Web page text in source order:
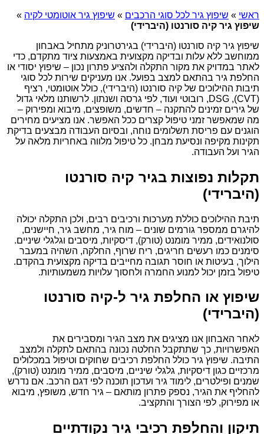
ראשי » שיפוץ גיר לכל סוגי הרכבים » שיפוץ גיר אוטומטי לקיה »
שיפוץ גיר קיה סורנטו (היברידי)
שיפוץ גיר קיה סורנטו (היברידי) בגירטרוניק מתחיל באבחון
ממוחשב ללא עלות ובדיקה מקצועית באמצעות ציוד מתקדם, כדי
לאתר במדויק את מקור התקלה ולהציע פתרון נכון – שיפוץ יסודי או
החלפת גיר בהתאם למצב בפועל. אנו מעניקים שירות לכל סוגי
תיבות ההילוכים של קיה סורנטו (היברידי), כולל אוטומטי, רציף
(CVT), DSG, רובוטי ועוד, לפי גרסה ושנתון. לרשותנו מלאי גדול
של גירים זמינים להתקנה – חדשים, משופצים, מיבוא ומפירוק –
מה שמאפשר זמני טיפול קצרים ככל האפשר. אנו מציעים מחירים
הוגנים עם פריסת תשלומים נוחה, ובסיום העבודה מבצעים בדיקת
תקינות מקיפה ונסיעת מבחן. כל טיפול מלווה באחריות מלאה על
הגיר ועל העבודה.
תקלות נפוצות בגיר קיה סורנטו
(היברידי)
תיבת ההילוכים כוללת מערכות ורכיבים רבים, ולכן התקלה יכולה
להיגרם ממספר גורמים שונים – מוח גיר, מחשב גיר, חיישנים,
סולנואידים, ממיר מומנט (טורק), דיסקיות, מיסבים וגלגלי שיניים.
סימנים כמו רעשים חריגים, ריח שרוף, החלקה, השהיה במעבר
הילוך, בעיטות או חוסר תגובה מחייבים בדיקה מקצועית בהקדם.
טיפול בזמן יכול למנוע החמרה ולחסוך עלויות משמעותיות.
שיפוץ או החלפת גיר ל-קיה סורנטו
(היברידי)
לאחר האבחון אנו מציגים את מצב הגיר ומסבירים את
האפשרויות, כך שתתקבל החלטה נכונה בהתאם לתקלה ולמצב
התיבה. שיפוץ גיר כולל החלפת רכיבים שחוקים וטיפול במכלולים
מרכזיים כגון דיסקיות, גלגלי שיניים, מיסבים, ממיר מומנט (טורק),
שמנים ופילטרים, לימוד גיר ועדכון תוכנה לפי דגם הרכב. אם נדרש
להחליף את הגיר, נספק פתרון מותאם – גיר חדש, משופץ, מיבוא
או מפירוק, לפי הצורך והתקציב.
תיקון והחלפת רכיבי גיר נקודתיים